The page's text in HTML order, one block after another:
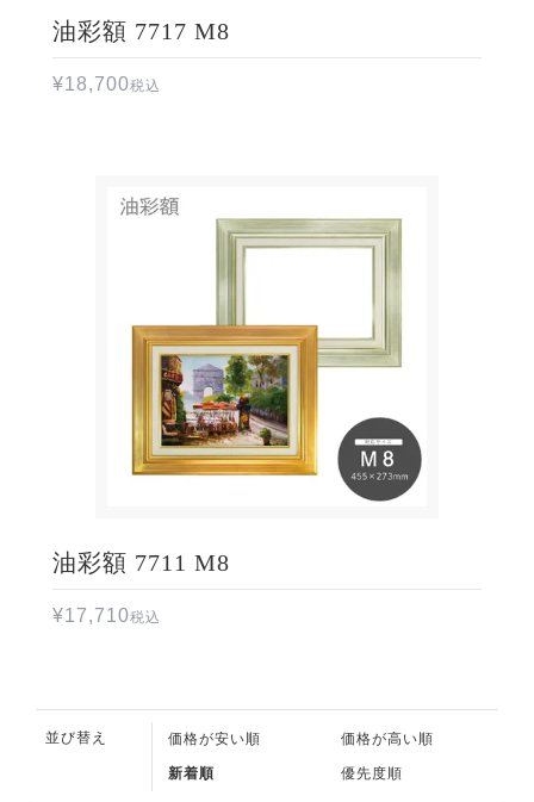
油彩額 7717 M8
¥18,700税込
油彩額 7711 M8
¥17,710税込
並び替え 価格が安い順 価格が高い順
新着順 優先度順